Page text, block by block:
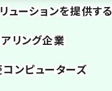
ューションを提供する
リング企業
ンピューターズ